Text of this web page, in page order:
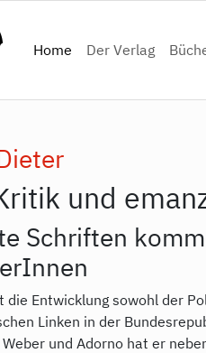
Home(current)
Der Verlag
und
Schriften
die Entwicklung sowohl der
Linken in der
und Adorno hat er